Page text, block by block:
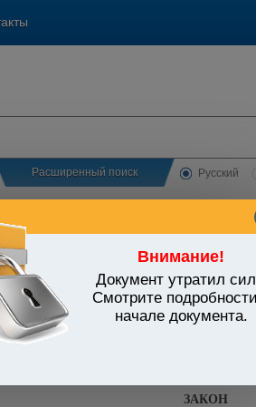
Расширенный поиск Русский
Внимание!
Документ утратил
Смотрите
начале документа.
законодательство / Утратившие
г. N 1062-XII "Об изобретениях,
ЗАКОН